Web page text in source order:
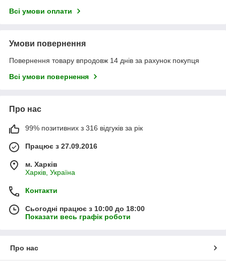
Всі умови оплати
Умови повернення
Повернення товару впродовж 14 днів за рахунок покупця
Всі умови повернення
Про нас
99% позитивних з 316 відгуків за рік
Працює з 27.09.2016
м. Харків
Харків, Україна
Контакти
Сьогодні працює з 10:00 до 18:00
Показати весь графік роботи
Про нас